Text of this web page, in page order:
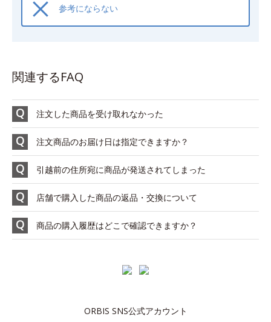
参考にならない
関連するFAQ
注文した商品を受け取れなかった
注文商品のお届け日は指定できますか？
引越前の住所宛に商品が発送されてしまった
店舗で購入した商品の返品・交換について
商品の購入履歴はどこで確認できますか？
ORBIS SNS公式アカウント